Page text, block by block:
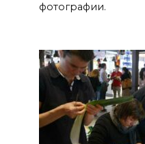
фотографии.